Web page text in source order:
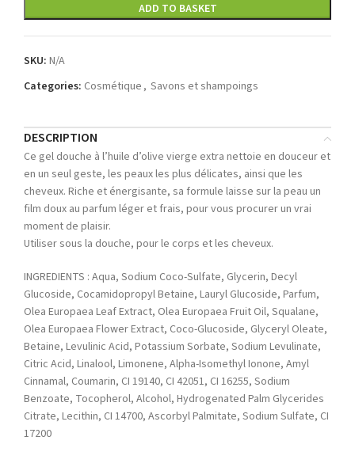
ADD TO BASKET
SKU: N/A
Categories: Cosmétique, Savons et shampoings
DESCRIPTION
Ce gel douche à l’huile d’olive vierge extra nettoie en douceur et
en un seul geste, les peaux les plus délicates, ainsi que les
cheveux. Riche et énergisante, sa formule laisse sur la peau un
film doux au parfum léger et frais, pour vous procurer un vrai
moment de plaisir.
Utiliser sous la douche, pour le corps et les cheveux.
INGREDIENTS : Aqua, Sodium Coco-Sulfate, Glycerin, Decyl
Glucoside, Cocamidopropyl Betaine, Lauryl Glucoside, Parfum,
Olea Europaea Leaf Extract, Olea Europaea Fruit Oil, Squalane,
Olea Europaea Flower Extract, Coco-Glucoside, Glyceryl Oleate,
Betaine, Levulinic Acid, Potassium Sorbate, Sodium Levulinate,
Citric Acid, Linalool, Limonene, Alpha-Isomethyl Ionone, Amyl
Cinnamal, Coumarin, CI 19140, CI 42051, CI 16255, Sodium
Benzoate, Tocopherol, Alcohol, Hydrogenated Palm Glycerides
Citrate, Lecithin, CI 14700, Ascorbyl Palmitate, Sodium Sulfate, CI
17200